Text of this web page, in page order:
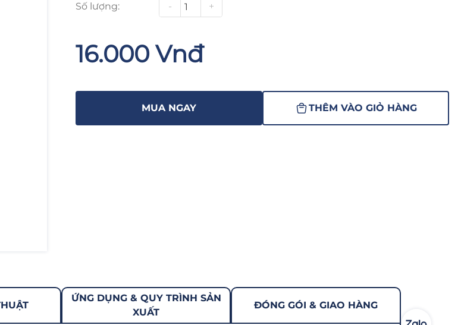
Số lượng: - +
16.000 Vnđ
MUA NGAY THÊM VÀO GIỎ HÀNG
ỨNG DỤNG & QUY TRÌNH SẢN
XUẤT
ĐÓNG GÓI & GIAO HÀNG